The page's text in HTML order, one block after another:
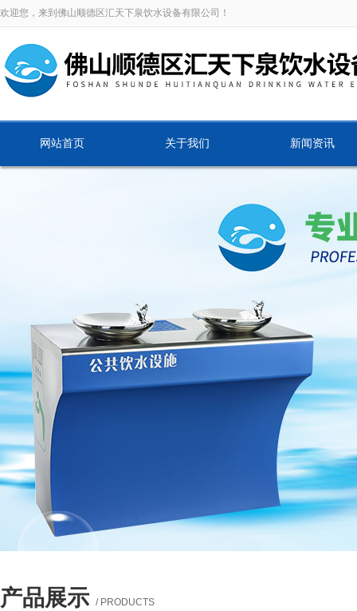
欢迎您，来到佛山顺德区汇天下泉饮水设备有限公司！
网站首页 关于我们 新闻资讯
产品展示 / PRODUCTS